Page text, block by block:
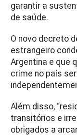
garantir a
de saúde.
O novo decreto
estrangeiro
Argentina e que
crime no país
Além disso,
transitórios e
obrigados a